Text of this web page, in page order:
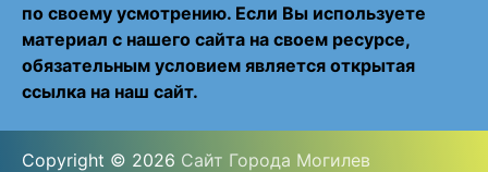
по своему усмотрению. Если Вы используете
материал с нашего сайта на своем ресурсе,
обязательным условием является открытая
ссылка на наш сайт.
Copyright © 2026 Сайт Города Могилев